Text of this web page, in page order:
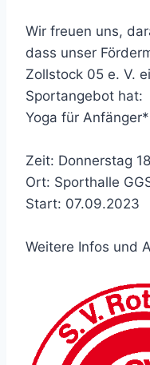
Wir freuen uns,
dass unser
Zollstock 05 e. V.
Sportangebot hat:
Yoga für
Zeit: Donnerstag
Ort: Sporthalle
Start: 07.09.2023
Weitere Infos und